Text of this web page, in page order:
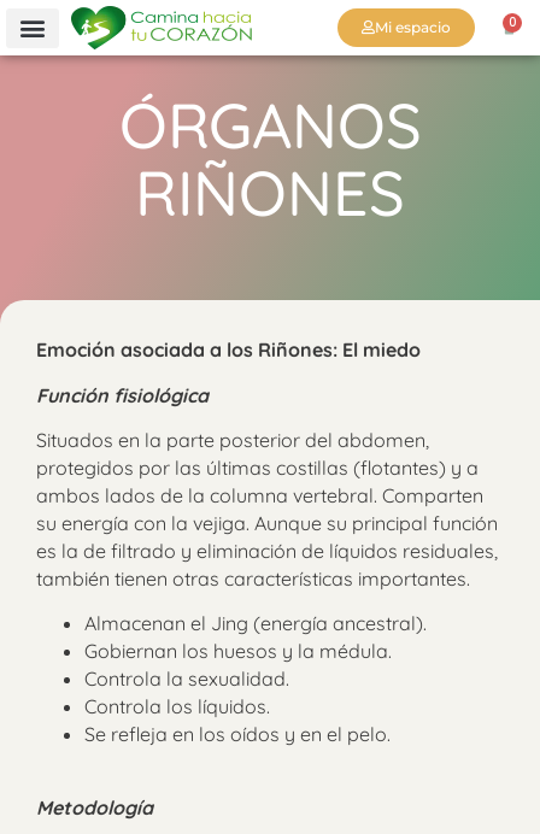
Mi espacio 0
ÓRGANOS
RIÑONES
Emoción asociada a los Riñones: El miedo
Función fisiológica
Situados en la parte posterior del abdomen,
protegidos por las últimas costillas (flotantes) y a
ambos lados de la columna vertebral. Comparten
su energía con la vejiga. Aunque su principal función
es la de filtrado y eliminación de líquidos residuales,
también tienen otras características importantes.
Almacenan el Jing (energía ancestral).
Gobiernan los huesos y la médula.
Controla la sexualidad.
Controla los líquidos.
Se refleja en los oídos y en el pelo.
Metodología